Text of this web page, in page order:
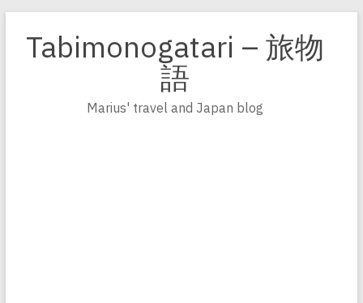
Inhalt
springen
Tabimonogatari – 旅物
語
Marius' travel and Japan blog